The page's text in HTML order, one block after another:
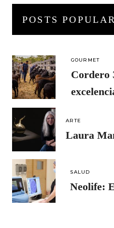
POSTS
GOURMET
Cordero
ARTE
Laura
SALUD
Neolife: